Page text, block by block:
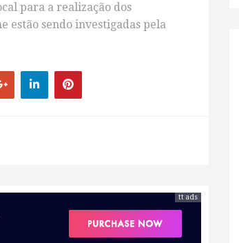
para a realização dos
estão sendo investigadas pela
tt ads